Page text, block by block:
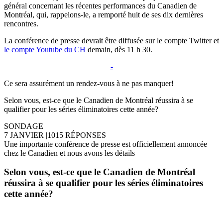
général concernant les récentes performances du Canadien de
Montréal, qui, rappelons-le, a remporté huit de ses dix dernières
rencontres.
La conférence de presse devrait être diffusée sur le compte Twitter et
le compte Youtube du CH demain, dès 11 h 30.
-
Ce sera assurément un rendez-vous à ne pas manquer!
Selon vous, est-ce que le Canadien de Montréal réussira à se
qualifier pour les séries éliminatoires cette année?
SONDAGE
7 JANVIER |1015 RÉPONSES
Une importante conférence de presse est officiellement annoncée
chez le Canadien et nous avons les détails
Selon vous, est-ce que le Canadien de Montréal
réussira à se qualifier pour les séries éliminatoires
cette année?